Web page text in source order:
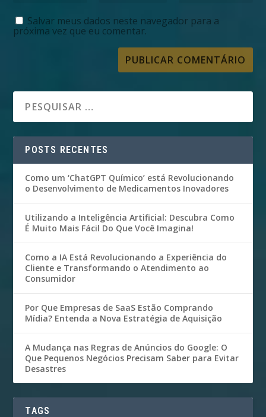
Salvar meus dados neste navegador para a
próxima vez que eu comentar.
POSTS RECENTES
Como um ‘ChatGPT Químico’ está Revolucionando
o Desenvolvimento de Medicamentos Inovadores
Utilizando a Inteligência Artificial: Descubra Como
É Muito Mais Fácil Do Que Você Imagina!
Como a IA Está Revolucionando a Experiência do
Cliente e Transformando o Atendimento ao
Consumidor
Por Que Empresas de SaaS Estão Comprando
Mídia? Entenda a Nova Estratégia de Aquisição
A Mudança nas Regras de Anúncios do Google: O
Que Pequenos Negócios Precisam Saber para Evitar
Desastres
TAGS